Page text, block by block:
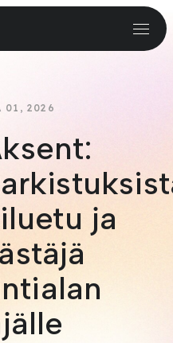
01, 2026
ja